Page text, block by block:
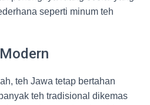
seperti minum teh
teh Jawa tetap bertahan
teh tradisional dikemas